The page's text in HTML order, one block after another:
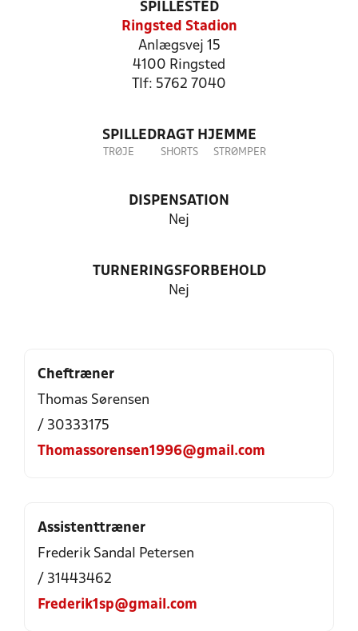
SPILLESTED
Ringsted Stadion
Anlægsvej 15
4100 Ringsted
Tlf: 5762 7040
SPILLEDRAGT HJEMME
TRØJE SHORTS STRØMPER
DISPENSATION
Nej
TURNERINGSFORBEHOLD
Nej
Cheftræner
Thomas Sørensen
/ 30333175
Thomassorensen1996@gmail.com
Assistenttræner
Frederik Sandal Petersen
/ 31443462
Frederik1sp@gmail.com